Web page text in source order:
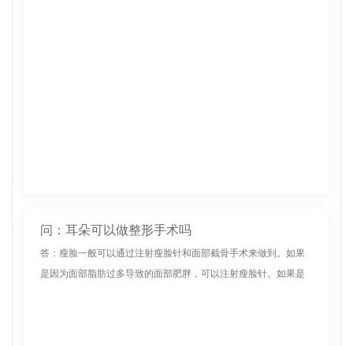
问：耳朵可以做整形手术吗
答：瘦脸一般可以通过注射瘦脸针和面部截骨手术来做到。如果
是因为面部脂肪过多导致的面部肥胖，可以注射瘦脸针。如果是